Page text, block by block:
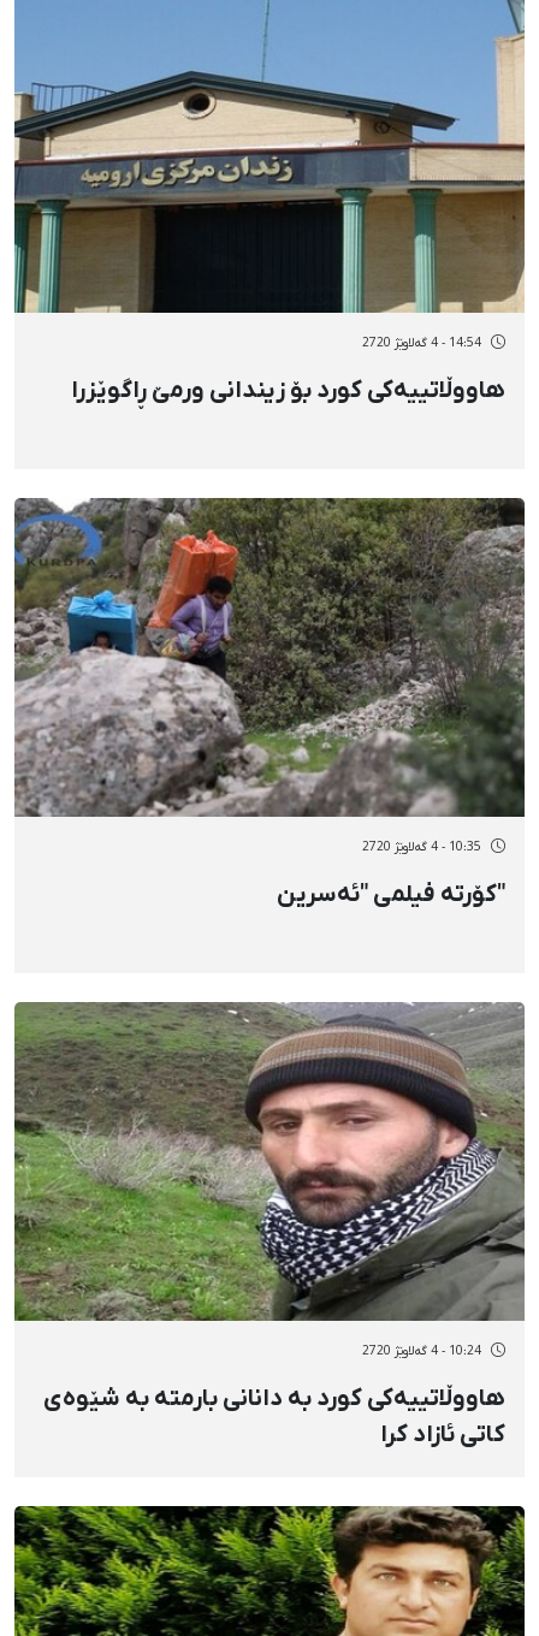
14:54 - 4 گەلاوێژ 2720
هاووڵاتییەکی کورد بۆ زیندانی ورمێ ڕاگوێزرا
10:35 - 4 گەلاوێژ 2720
"کۆرتە فیلمی "ئەسرین
10:24 - 4 گەلاوێژ 2720
هاووڵاتییەکی کورد بە دانانی بارمتە بە شێوەی
کاتی ئازاد کرا